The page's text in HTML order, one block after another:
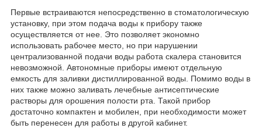
Первые встраиваются непосредственно в стоматологическую
установку, при этом подача воды к прибору также
осуществляется от нее. Это позволяет экономно
использовать рабочее место, но при нарушении
централизованной подачи воды работа скалера становится
невозможной. Автономные приборы имеют отдельную
емкость для заливки дистиллированной воды. Помимо воды в
них также можно заливать лечебные антисептические
растворы для орошения полости рта. Такой прибор
достаточно компактен и мобилен, при необходимости может
быть перенесен для работы в другой кабинет.